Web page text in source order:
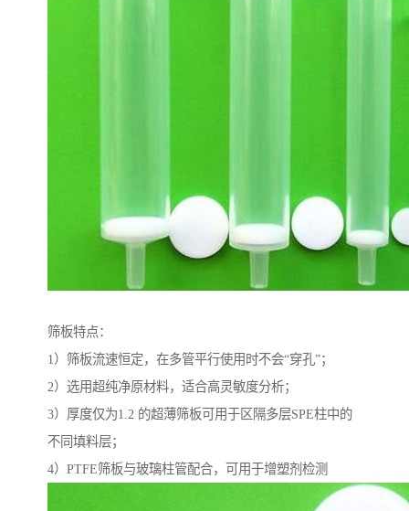
筛板特点：
1）筛板流速恒定，在多管平行使用时不会“穿孔”；
2）选用超纯净原材料，适合高灵敏度分析；
3）厚度仅为1.2 的超薄筛板可用于区隔多层SPE柱中的
不同填料层；
4）PTFE筛板与玻璃柱管配合，可用于增塑剂检测